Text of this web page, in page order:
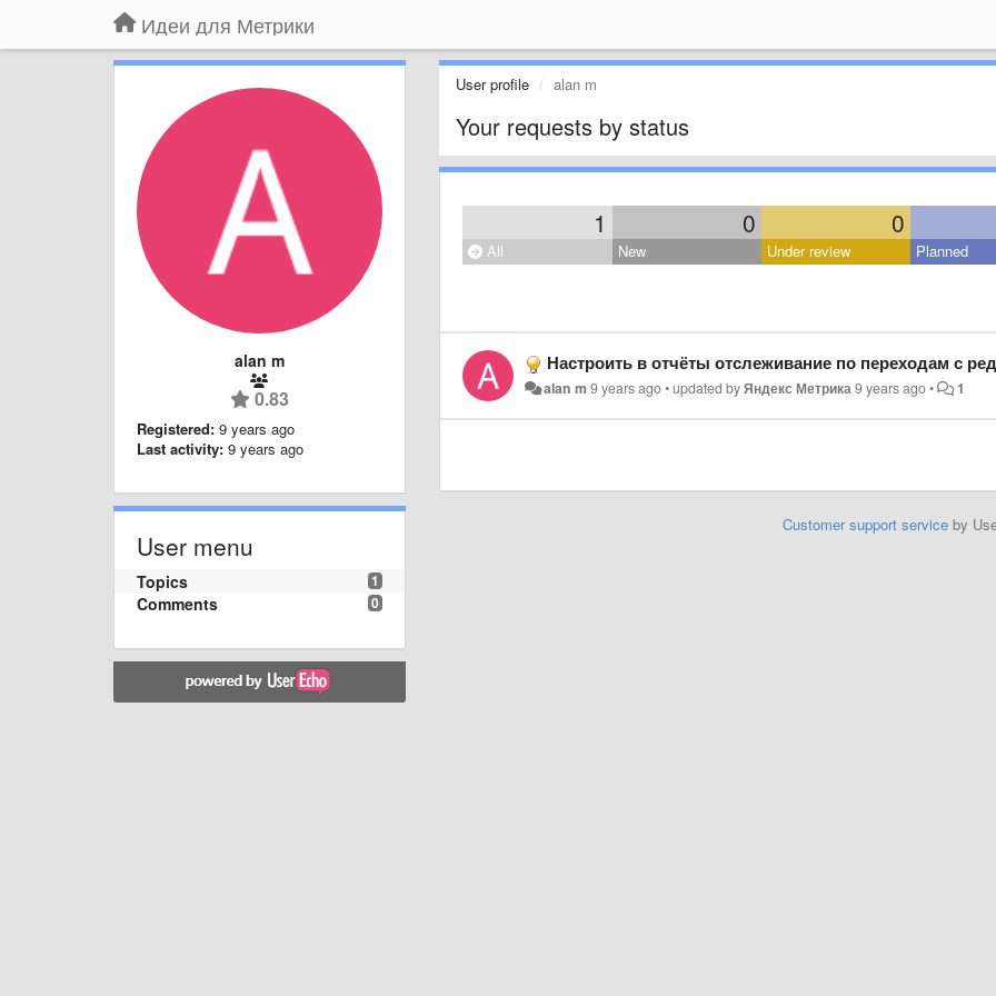
Идеи для Метрики
alan m
0.83
Registered: 9 years ago
Last activity: 9 years ago
User menu
1
Topics
0
Comments
User profile alan m
Your requests by status
1 0 0
All New Under review Planned
Настроить в отчёты отслеживание по переходам с
alan m 9 years ago•updated byЯндекс Метрика9 years ago• 1
Customer support service by